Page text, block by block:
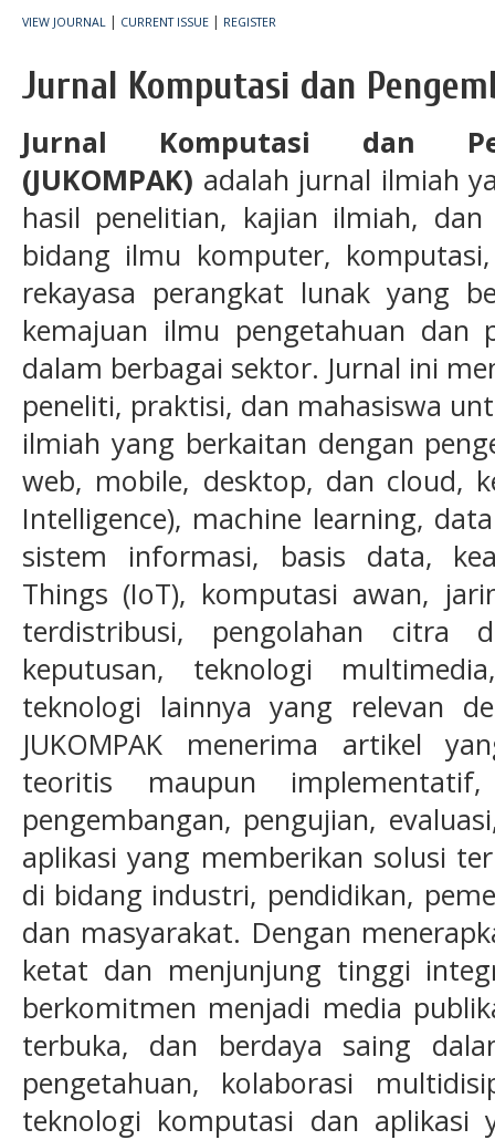
VIEW JOURNAL | CURRENT ISSUE | REGISTER
Jurnal Komputasi dan
Jurnal Komputasi dan
(JUKOMPAK) adalah jurnal ilmiah
hasil penelitian, kajian ilmiah,
bidang ilmu komputer,
rekayasa perangkat lunak yang
kemajuan ilmu pengetahuan dan
dalam berbagai sektor. Jurnal ini
peneliti, praktisi, dan mahasiswa
ilmiah yang berkaitan dengan
web, mobile, desktop, dan cloud,
Intelligence), machine learning,
sistem informasi, basis data,
Things (IoT), komputasi awan,
terdistribusi, pengolahan citra
keputusan, teknologi
teknologi lainnya yang relevan
JUKOMPAK menerima artikel
teoritis maupun
pengembangan, pengujian,
aplikasi yang memberikan solusi
di bidang industri, pendidikan,
dan masyarakat. Dengan
ketat dan menjunjung tinggi
berkomitmen menjadi media
terbuka, dan berdaya saing
pengetahuan, kolaborasi
teknologi komputasi dan